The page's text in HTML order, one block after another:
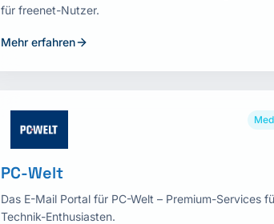
für freenet-Nutzer.
Mehr erfahren
PC-Welt
Das E-Mail Portal für PC-Welt – Premium-Services
Technik-Enthusiasten.